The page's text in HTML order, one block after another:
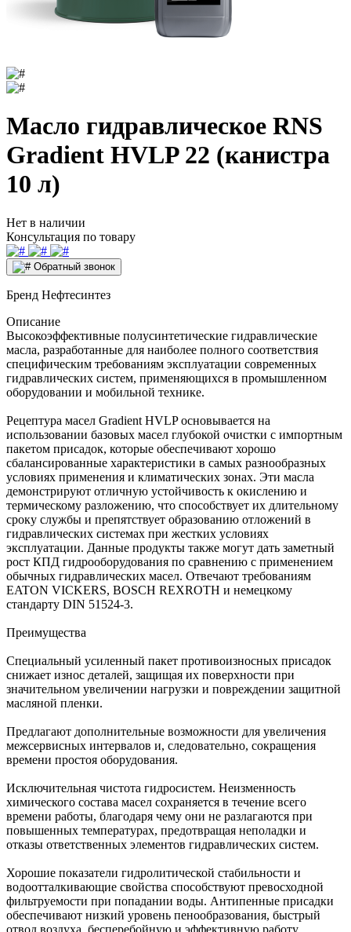
Масло гидравлическое RNS
Gradient HVLP 22 (канистра
10 л)
Нет в наличии
Консультация по товару
Обратный звонок
Бренд Нефтесинтез
Описание
Высокоэффективные полусинтетические гидравлические
масла, разработанные для наиболее полного соответствия
специфическим требованиям эксплуатации современных
гидравлических систем, применяющихся в промышленном
оборудовании и мобильной технике.
Рецептура масел Gradient HVLP основывается на
использовании базовых масел глубокой очистки с импортным
пакетом присадок, которые обеспечивают хорошо
сбалансированные характеристики в самых разнообразных
условиях применения и климатических зонах. Эти масла
демонстрируют отличную устойчивость к окислению и
термическому разложению, что способствует их длительному
сроку службы и препятствует образованию отложений в
гидравлических системах при жестких условиях
эксплуатации. Данные продукты также могут дать заметный
рост КПД гидрооборудования по сравнению с применением
обычных гидравлических масел. Отвечают требованиям
EATON VICKERS, BOSCH REXROTH и немецкому
стандарту DIN 51524-3.
Преимущества
Специальный усиленный пакет противоизносных присадок
снижает износ деталей, защищая их поверхности при
значительном увеличении нагрузки и повреждении защитной
масляной пленки.
Предлагают дополнительные возможности для увеличения
межсервисных интервалов и, следовательно, сокращения
времени простоя оборудования.
Исключительная чистота гидросистем. Неизменность
химического состава масел сохраняется в течение всего
времени работы, благодаря чему они не разлагаются при
повышенных температурах, предотвращая неполадки и
отказы ответственных элементов гидравлических систем.
Хорошие показатели гидролитической стабильности и
водоотталкивающие свойства способствуют превосходной
фильтруемости при попадании воды. Антипенные присадки
обеспечивают низкий уровень пенообразования, быстрый
отвод воздуха, бесперебойную и эффективную работу